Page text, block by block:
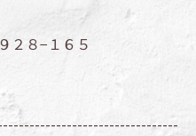
２８−１６５